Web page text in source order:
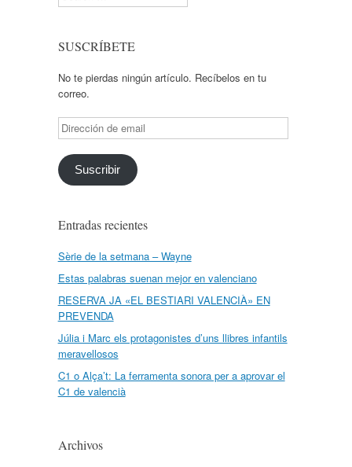
SUSCRÍBETE
No te pierdas ningún artículo. Recíbelos en tu
correo.
Dirección
de
email
Suscribir
Entradas recientes
Sèrie de la setmana – Wayne
Estas palabras suenan mejor en valenciano
RESERVA JA «EL BESTIARI VALENCIÀ» EN
PREVENDA
Júlia i Marc els protagonistes d’uns llibres infantils
meravellosos
C1 o Alça’t: La ferramenta sonora per a aprovar el
C1 de valencià
Archivos